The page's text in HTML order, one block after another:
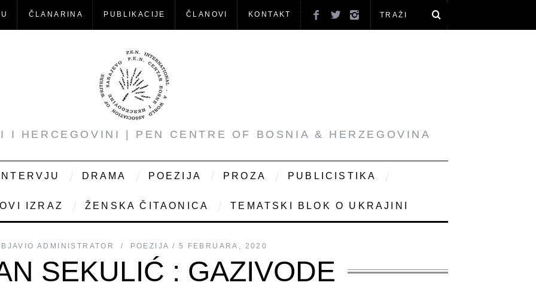
ČLANARINA PUBLIKACIJE ČLANOVI KONTAKT
I HERCEGOVINI | PEN CENTRE OF BOSNIA & HERZEGOVINA
DRAMA POEZIJA PROZA PUBLICISTIKA
IZRAZ ŽENSKA ČITAONICA TEMATSKI BLOK O UKRAJINI
ADMINISTRATOR POEZIJA 5 FEBRUARA, 2020
SEKULIĆ : GAZIVODE